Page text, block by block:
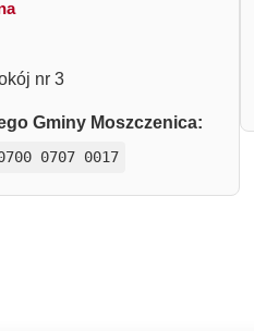
nr 3
Gminy Moszczenica:
0707 0017